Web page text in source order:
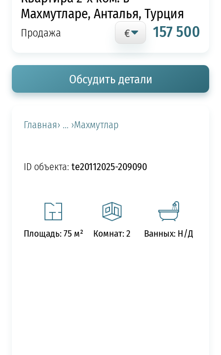
Махмутларе, Анталья, Турция
Продажа 157 500
Обсудить детали
Главная› ... ›Махмутлар
ID объекта: te20112025-209090
Площадь: 75 м² Комнат: 2 Ванных: Н/Д